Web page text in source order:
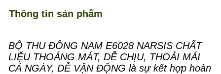
Thông tin sản phẩm
BỘ THU ĐÔNG NAM E6028 NARSIS CHẤT
LIỆU THOÁNG MÁT, DỄ CHỊU, THOẢI MÁI
CẢ NGÀY, DỄ VẬN ĐỘNG là sự kết hợp hoàn